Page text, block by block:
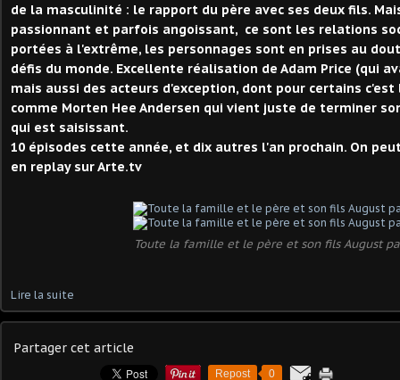
de la masculinité : le rapport du père avec ses deux fils.
passionnant et parfois angoissant, ce sont les relations
portées à l'extrême, les personnages sont en prises au
défis du monde. Excellente réalisation de Adam Price (qui
mais aussi des acteurs d'exception, dont pour certains
comme Morten Hee Andersen qui vient juste de terminer
qui est saisissant.
10 épisodes cette année, et dix autres l'an prochain. On
en replay sur Arte.tv
Toute la famille et le père et son fils August
Lire la suite
Partager cet article
Repost 0